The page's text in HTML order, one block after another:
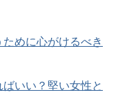
めに心がけるべき
いい？堅い女性と